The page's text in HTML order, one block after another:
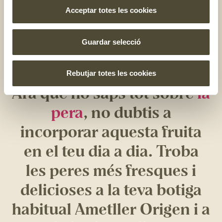
Acceptar totes les cookies
Guardar selecció
Rebutjar totes les cookies
forn, rostida, confitada o, fins i tot, bullida
les peres no únicament són bones per a receptes dolces,
nous?
Ara que ho saps tot sobrela
pera, no dubtis a
incorporar aquesta fruita
en el teu dia a dia. Troba
les peres més fresques i
delicioses a la teva botiga
habitual Ametller Origen i a